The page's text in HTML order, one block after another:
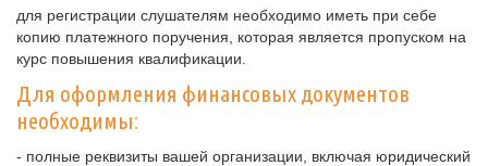
для регистрации слушателям необходимо иметь при себе
копию платежного поручения, которая является пропуском на
курс повышения квалификации.
Для оформления финансовых документов
необходимы:
- полные реквизиты вашей организации, включая юридический